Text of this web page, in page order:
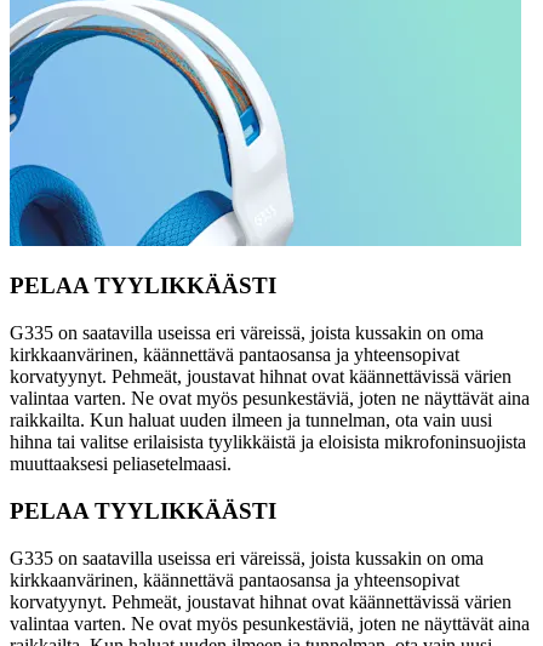
PELAA TYYLIKKÄÄSTI
G335 on saatavilla useissa eri väreissä, joista kussakin on oma
kirkkaanvärinen, käännettävä pantaosansa ja yhteensopivat
korvatyynyt. Pehmeät, joustavat hihnat ovat käännettävissä värien
valintaa varten. Ne ovat myös pesunkestäviä, joten ne näyttävät aina
raikkailta. Kun haluat uuden ilmeen ja tunnelman, ota vain uusi
hihna tai valitse erilaisista tyylikkäistä ja eloisista mikrofoninsuojista
muuttaaksesi peliasetelmaasi.
PELAA TYYLIKKÄÄSTI
G335 on saatavilla useissa eri väreissä, joista kussakin on oma
kirkkaanvärinen, käännettävä pantaosansa ja yhteensopivat
korvatyynyt. Pehmeät, joustavat hihnat ovat käännettävissä värien
valintaa varten. Ne ovat myös pesunkestäviä, joten ne näyttävät aina